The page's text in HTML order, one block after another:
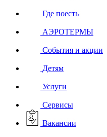
Где поесть
АЭРОТЕРМЫ
События и акции
Детям
Услуги
Сервисы
Вакансии